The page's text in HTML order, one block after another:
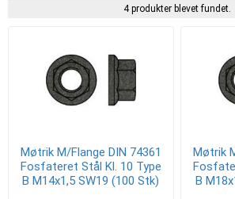
4 produkter blevet fundet.
Møtrik M/Flange DIN 74361
Fosfateret Stål Kl. 10 Type
B M14x1,5 SW19 (100 Stk)
Møtrik
B